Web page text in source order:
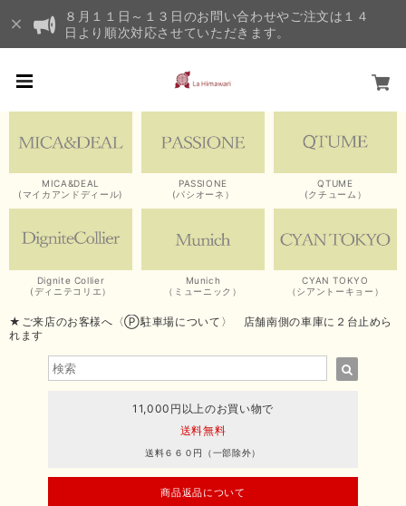
８月１１日～１３日のお問い合わせやご注文は１４
日より順次対応させていただきます。
MICA&DEAL
(マイカアンドディール)
PASSIONE
(パシオーネ）
QTUME
(クチューム）
Dignite Collier
(ディニテコリエ）
Munich
（ミューニック）
CYAN TOKYO
（シアントーキョー）
★ご来店のお客様へ〈Ⓟ駐車場について〉 店舗南側の車庫に２台止めら
れます
11,000円以上のお買い物で
送料無料
送料６６０円（一部除外）
商品返品について